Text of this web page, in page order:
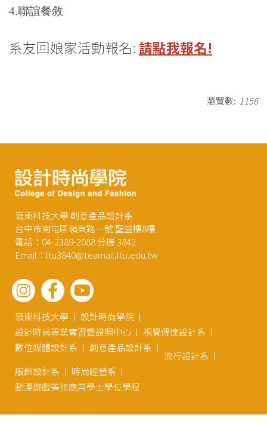
4.聯誼餐敘
系友回娘家活動報名: 請點我報名!
瀏覽數: 1156
嶺東科技大學 創意產品設計系
台中市南屯區嶺東路一號 聖益樓8樓
電話：04-2389-2088 分機 3842
Email：ltu3840@teamail.ltu.edu.tw
嶺東科技大學
設計時尚學院
設計時尚專業實習暨證照中心
視覺傳達設計系
數位媒體設計系
創意產品設計系
流行設計系
服飾設計系
時尚經營系
動漫遊戲美術應用學士學位學程